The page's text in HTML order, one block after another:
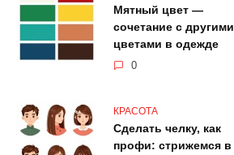
Мятный цвет —
сочетание с другими
цветами в одежде
0
КРАСОТА
Сделать челку, как
профи: стрижемся в